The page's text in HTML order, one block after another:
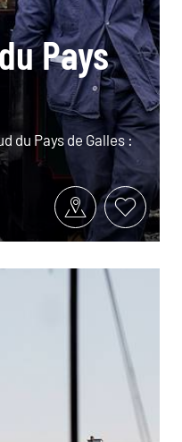
Pays
du Pays de Galles :